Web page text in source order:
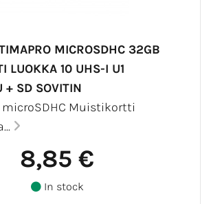
MICROSDHC 32GB
LUOKKA 10 UHS-I U1
SD SOVITIN
microSDHC Muistikortti
8,85 €
In stock